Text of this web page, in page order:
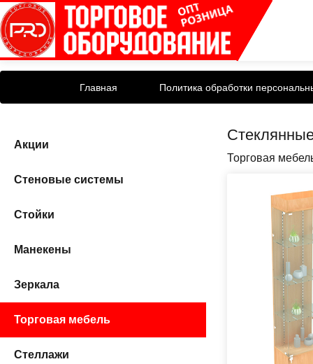
Главная Политика обработки
Акции
Стеновые системы
Стойки
Манекены
Зеркала
Торговая мебель
Стеллажи
Торговая